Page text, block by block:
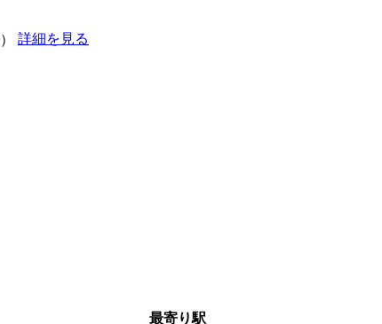
） 詳細を見る
最寄り駅